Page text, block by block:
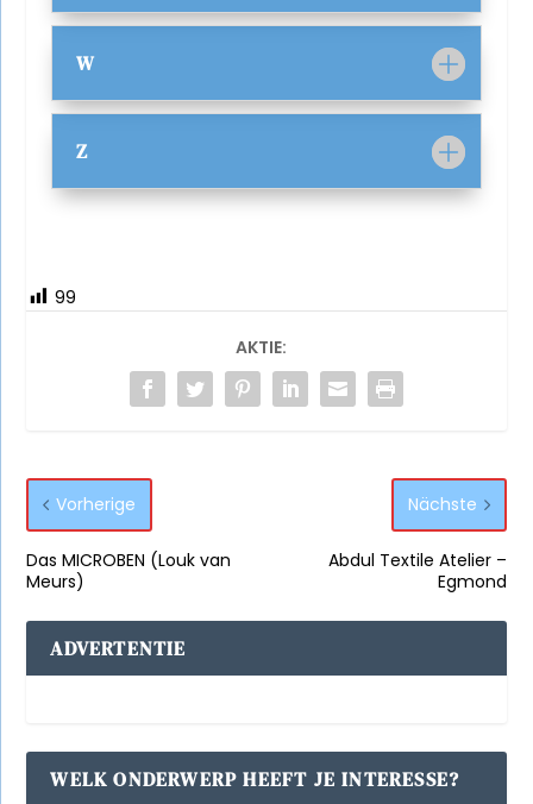
W
Z
99
AKTIE:
Vorherige
Das MICROBEN (Louk van
Meurs)
Nächste
Abdul Textile Atelier –
Egmond
ADVERTENTIE
WELK ONDERWERP HEEFT JE INTERESSE?